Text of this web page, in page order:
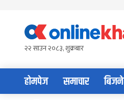
content२२ साउन २०८३, शुक्रबार
होमपेज समाचार